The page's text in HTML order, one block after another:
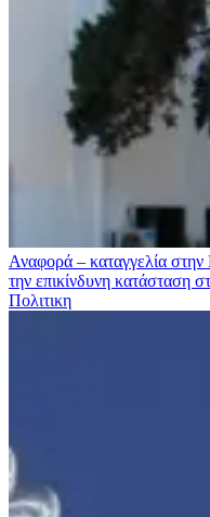
Αναφορά – καταγγελία
την επικίνδυνη κατάσταση
Πολιτικη